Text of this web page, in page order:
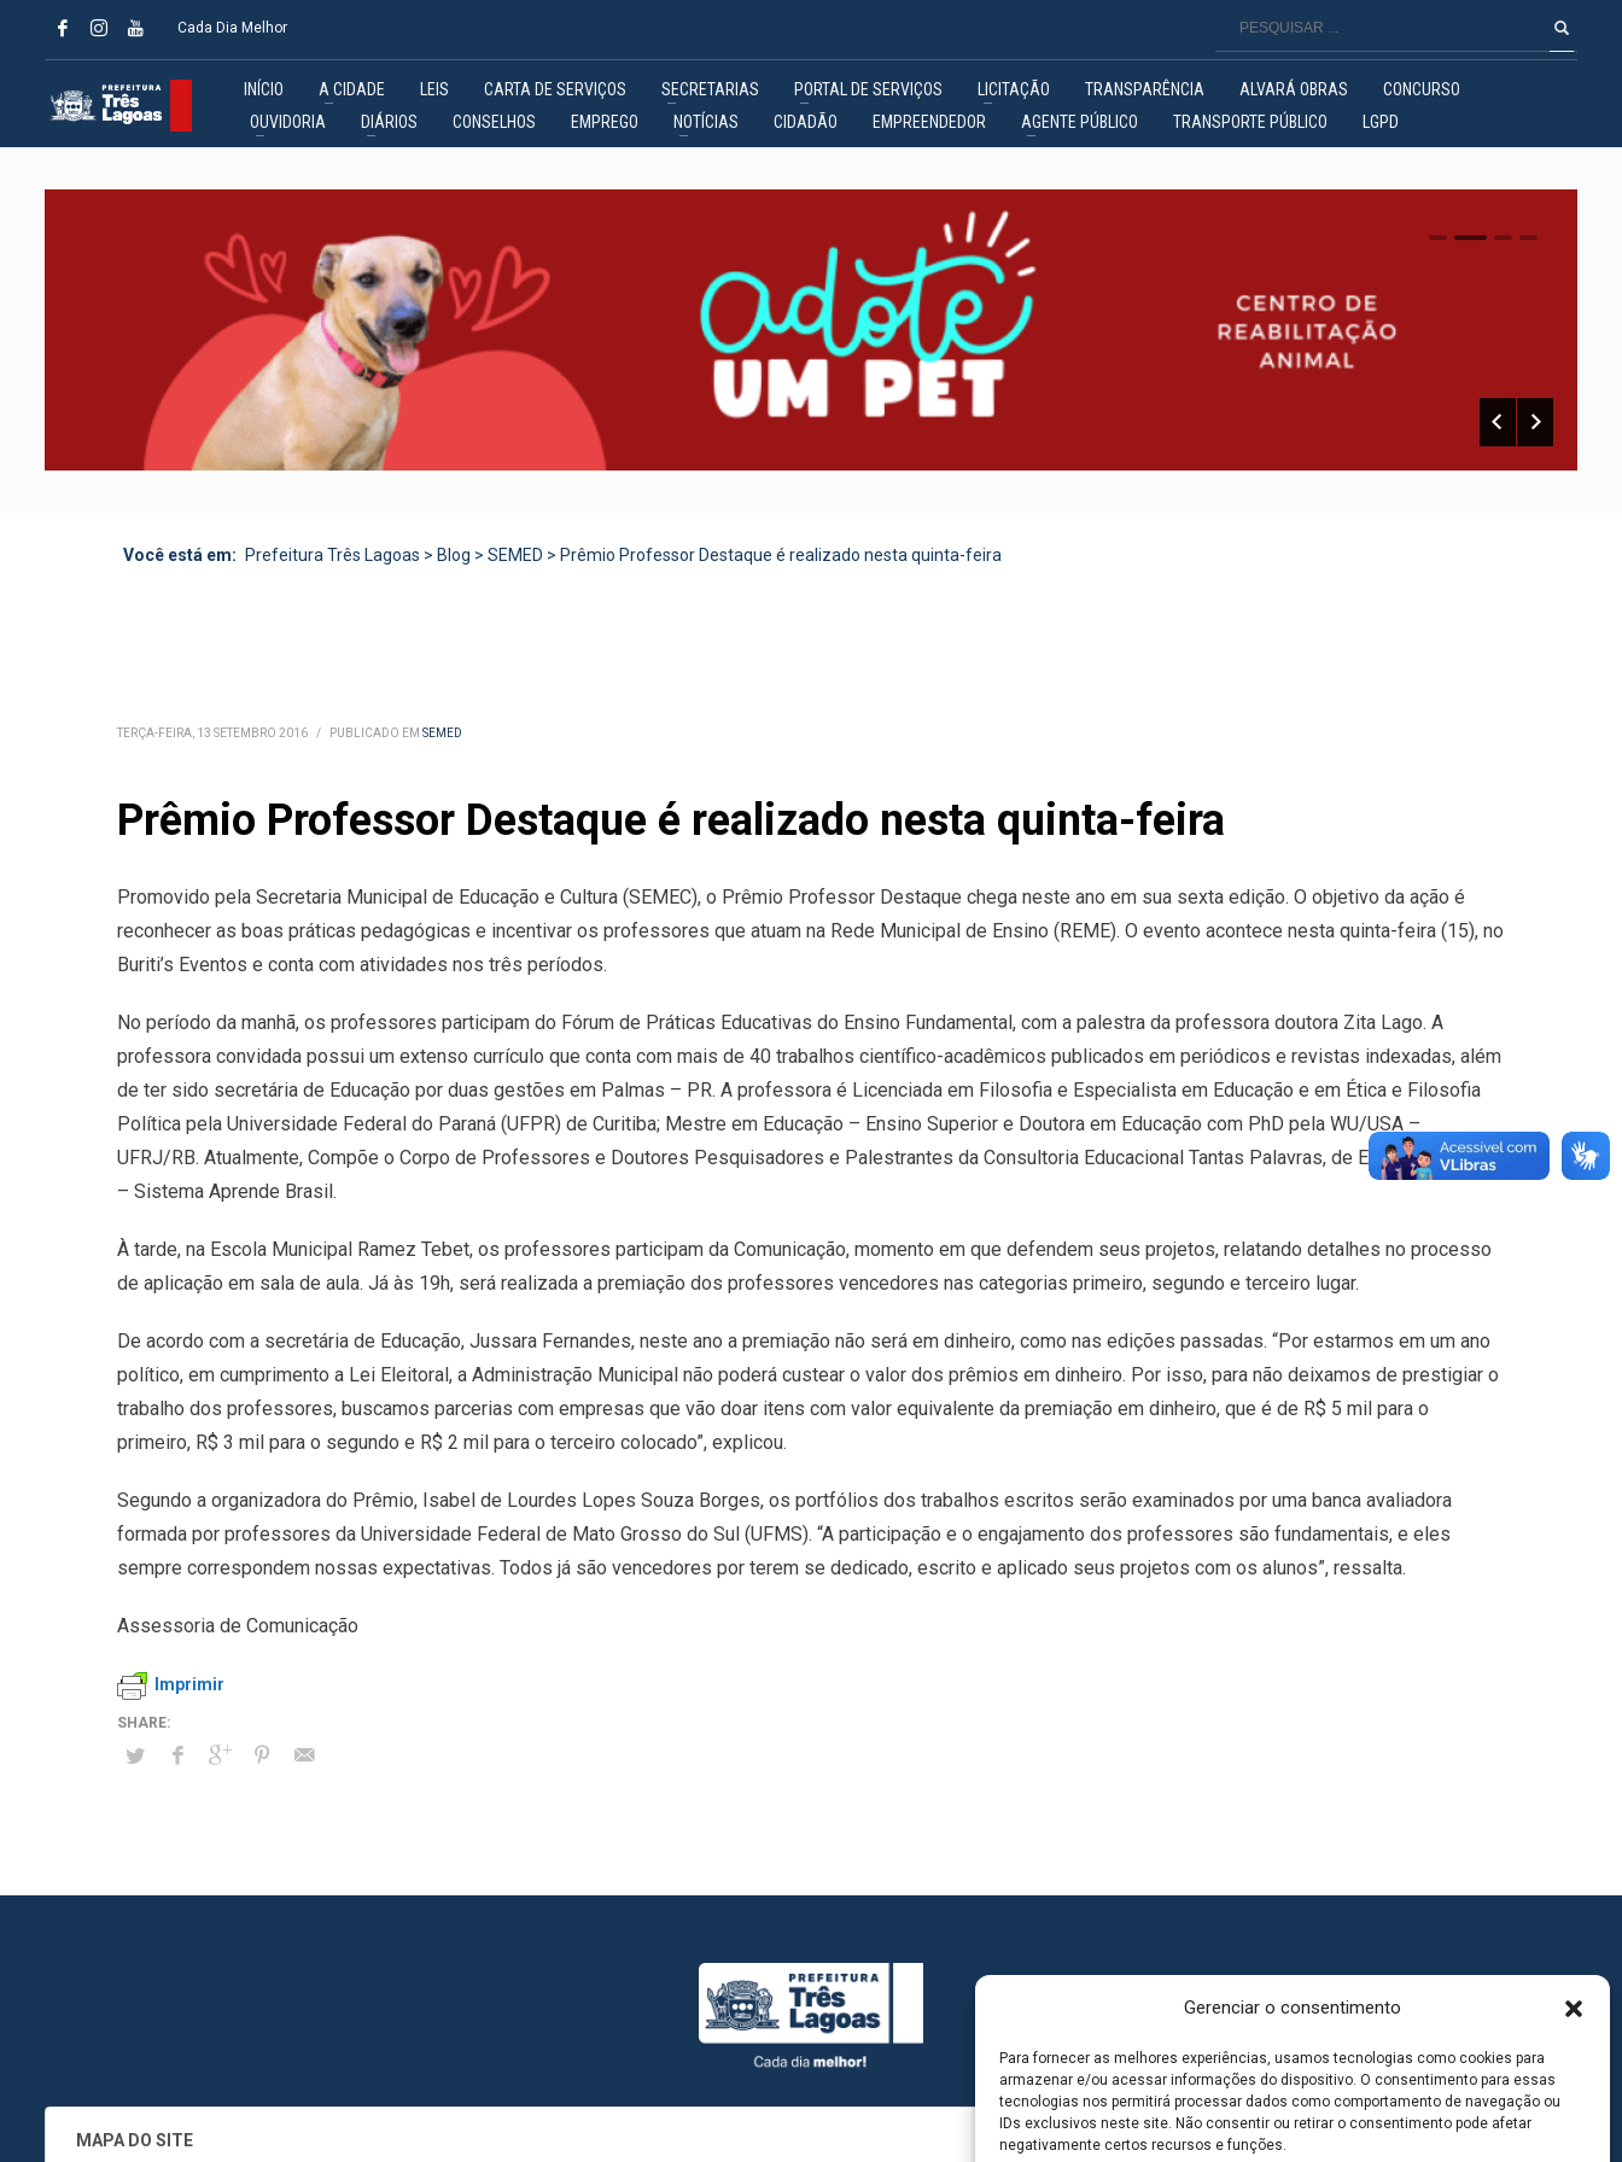
Gerenciar o consentimento
Para fornecer as melhores experiências, usamos tecnologias como cookies para
armazenar e/ou acessar informações do dispositivo. O consentimento para essas
tecnologias nos permitirá processar dados como comportamento de navegação ou
IDs exclusivos neste site. Não consentir ou retirar o consentimento pode afetar
negativamente certos recursos e funções.
Cada Dia Melhor
INÍCIO A CIDADE LEIS CARTA DE SERVIÇOS SECRETARIAS PORTAL DE SERVIÇOS LICITAÇÃO TRANSPARÊNCIA ALVARÁ OBRAS
CONCURSO
OUVIDORIA
DIÁRIOS CONSELHOS EMPREGO NOTÍCIAS CIDADÃO EMPREENDEDOR AGENTE PÚBLICO TRANSPORTE PÚBLICO LGPD
0 1 2
Você está em: Prefeitura Três Lagoas > Blog > SEMED > Prêmio Professor Destaque é realizado nesta quinta-feira
TERÇA-FEIRA, 13 SETEMBRO 2016 / PUBLICADO EM SEMED
Prêmio Professor Destaque é realizado nesta quinta-feira
Promovido pela Secretaria Municipal de Educação e Cultura (SEMEC), o Prêmio Professor Destaque chega neste ano em sua sexta edição. O objetivo da ação é
reconhecer as boas práticas pedagógicas e incentivar os professores que atuam na Rede Municipal de Ensino (REME). O evento acontece nesta quinta-feira (15), no
Buriti’s Eventos e conta com atividades nos três períodos.
No período da manhã, os professores participam do Fórum de Práticas Educativas do Ensino Fundamental, com a palestra da professora doutora Zita Lago. A
professora convidada possui um extenso currículo que conta com mais de 40 trabalhos científico-acadêmicos publicados em periódicos e revistas indexadas, além
de ter sido secretária de Educação por duas gestões em Palmas – PR. A professora é Licenciada em Filosofia e Especialista em Educação e em Ética e Filosofia
Política pela Universidade Federal do Paraná (UFPR) de Curitiba; Mestre em Educação – Ensino Superior e Doutora em Educação com PhD pela WU/USA –
UFRJ/RB. Atualmente, Compõe o Corpo de Professores e Doutores Pesquisadores e Palestrantes da Consultoria Educacional Tantas Palavras, de Editora Positivo
– Sistema Aprende Brasil.
À tarde, na Escola Municipal Ramez Tebet, os professores participam da Comunicação, momento em que defendem seus projetos, relatando detalhes no processo
de aplicação em sala de aula. Já às 19h, será realizada a premiação dos professores vencedores nas categorias primeiro, segundo e terceiro lugar.
De acordo com a secretária de Educação, Jussara Fernandes, neste ano a premiação não será em dinheiro, como nas edições passadas. “Por estarmos em um ano
político, em cumprimento a Lei Eleitoral, a Administração Municipal não poderá custear o valor dos prêmios em dinheiro. Por isso, para não deixamos de prestigiar o
trabalho dos professores, buscamos parcerias com empresas que vão doar itens com valor equivalente da premiação em dinheiro, que é de R$ 5 mil para o
primeiro, R$ 3 mil para o segundo e R$ 2 mil para o terceiro colocado”, explicou.
Segundo a organizadora do Prêmio, Isabel de Lourdes Lopes Souza Borges, os portfólios dos trabalhos escritos serão examinados por uma banca avaliadora
formada por professores da Universidade Federal de Mato Grosso do Sul (UFMS). “A participação e o engajamento dos professores são fundamentais, e eles
sempre correspondem nossas expectativas. Todos já são vencedores por terem se dedicado, escrito e aplicado seus projetos com os alunos”, ressalta.
Assessoria de Comunicação
Imprimir
MAPA DO SITE